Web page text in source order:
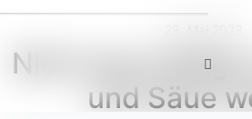
Nicht das
und Säue